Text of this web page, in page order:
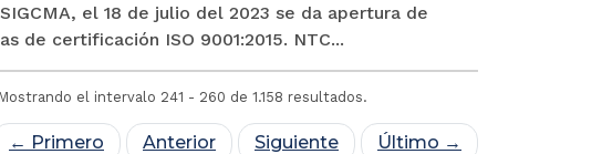
el 18 de julio del 2023 se da apertura de
de certificación ISO 9001:2015. NTC...
Mostrando el intervalo 241 - 260 de 1.158 resultados.
← Primero Anterior Siguiente Último →